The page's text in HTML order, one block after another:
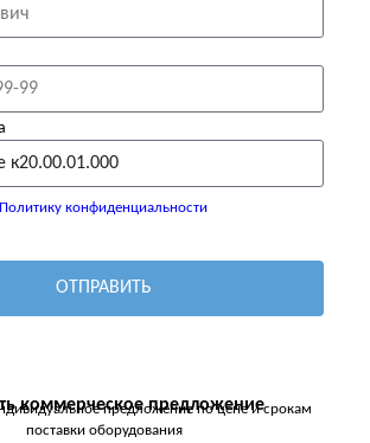
Политику конфиденциальности
ОТПРАВИТЬ
коммерческое предложение
предложение по цене и срокам
поставки оборудования